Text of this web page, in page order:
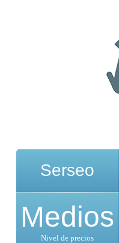
Serseo
Medios
Nivel de precios